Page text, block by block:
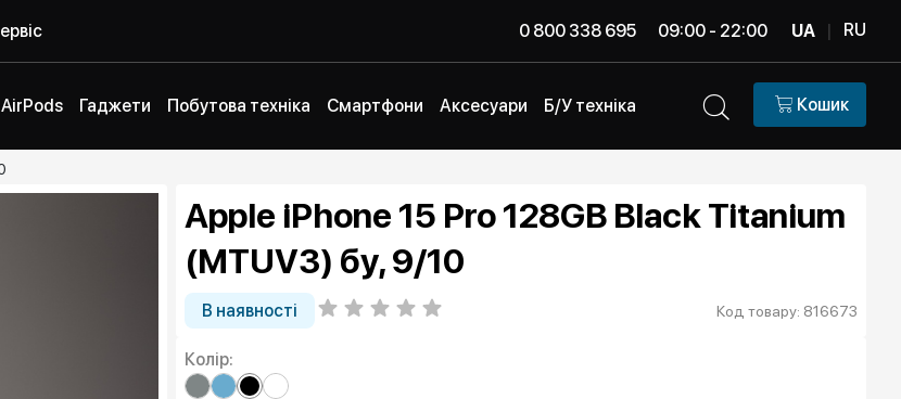
0 800 338 695 09:00 - 22:00 UA | RU
AirPods Гаджети Побутова техніка Смартфони Аксесуари Б/У техніка Кошик
Apple iPhone 15 Pro 128GB Black Titanium
(MTUV3) бу, 9/10
В наявності Код товару: 816673
Колір: